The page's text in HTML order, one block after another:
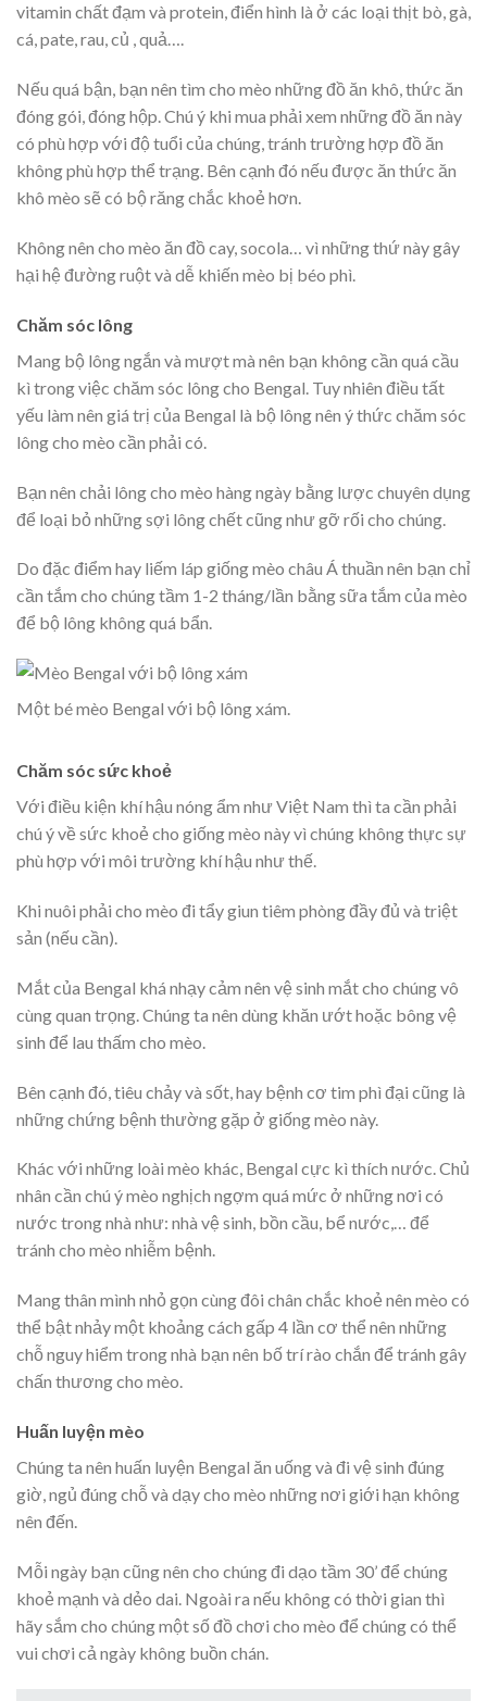
vitamin chất đạm và protein, điển hình là ở các loại thịt bò, gà,
cá, pate, rau, củ , quả….
Nếu quá bận, bạn nên tìm cho mèo những đồ ăn khô, thức ăn
đóng gói, đóng hộp. Chú ý khi mua phải xem những đồ ăn này
có phù hợp với độ tuổi của chúng, tránh trường hợp đồ ăn
không phù hợp thể trạng. Bên cạnh đó nếu được ăn thức ăn
khô mèo sẽ có bộ răng chắc khoẻ hơn.
Không nên cho mèo ăn đồ cay, socola… vì những thứ này gây
hại hệ đường ruột và dễ khiến mèo bị béo phì.
Chăm sóc lông
Mang bộ lông ngắn và mượt mà nên bạn không cần quá cầu
kì trong việc chăm sóc lông cho Bengal. Tuy nhiên điều tất
yếu làm nên giá trị của Bengal là bộ lông nên ý thức chăm sóc
lông cho mèo cần phải có.
Bạn nên chải lông cho mèo hàng ngày bằng lược chuyên dụng
để loại bỏ những sợi lông chết cũng như gỡ rối cho chúng.
Do đặc điểm hay liếm láp giống mèo châu Á thuần nên bạn chỉ
cần tắm cho chúng tầm 1-2 tháng/lần bằng sữa tắm của mèo
để bộ lông không quá bẩn.
Một bé mèo Bengal với bộ lông xám.
Chăm sóc sức khoẻ
Với điều kiện khí hậu nóng ẩm như Việt Nam thì ta cần phải
chú ý về sức khoẻ cho giống mèo này vì chúng không thực sự
phù hợp với môi trường khí hậu như thế.
Khi nuôi phải cho mèo đi tẩy giun tiêm phòng đầy đủ và triệt
sản (nếu cần).
Mắt của Bengal khá nhạy cảm nên vệ sinh mắt cho chúng vô
cùng quan trọng. Chúng ta nên dùng khăn ướt hoặc bông vệ
sinh để lau thấm cho mèo.
Bên cạnh đó, tiêu chảy và sốt, hay bệnh cơ tim phì đại cũng là
những chứng bệnh thường gặp ở giống mèo này.
Khác với những loài mèo khác, Bengal cực kì thích nước. Chủ
nhân cần chú ý mèo nghịch ngợm quá mức ở những nơi có
nước trong nhà như: nhà vệ sinh, bồn cầu, bể nước,… để
tránh cho mèo nhiễm bệnh.
Mang thân mình nhỏ gọn cùng đôi chân chắc khoẻ nên mèo có
thể bật nhảy một khoảng cách gấp 4 lần cơ thể nên những
chỗ nguy hiểm trong nhà bạn nên bố trí rào chắn để tránh gây
chấn thương cho mèo.
Huấn luyện mèo
Chúng ta nên huấn luyện Bengal ăn uống và đi vệ sinh đúng
giờ, ngủ đúng chỗ và dạy cho mèo những nơi giới hạn không
nên đến.
Mỗi ngày bạn cũng nên cho chúng đi dạo tầm 30’ để chúng
khoẻ mạnh và dẻo dai. Ngoài ra nếu không có thời gian thì
hãy sắm cho chúng một số đồ chơi cho mèo để chúng có thể
vui chơi cả ngày không buồn chán.